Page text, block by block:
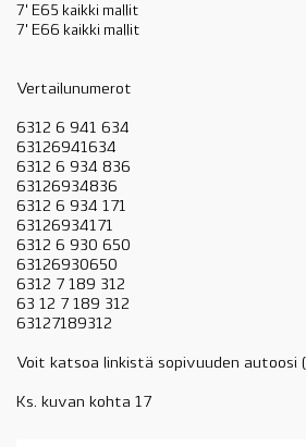
7' E65 kaikki mallit
7' E66 kaikki mallit
Vertailunumerot
6312 6 941 634
63126941634
6312 6 934 836
63126934836
6312 6 934 171
63126934171
6312 6 930 650
63126930650
6312 7 189 312
63 12 7 189 312
63127189312
Voit katsoa linkistä sopivuuden autoosi (
Ks. kuvan kohta 17